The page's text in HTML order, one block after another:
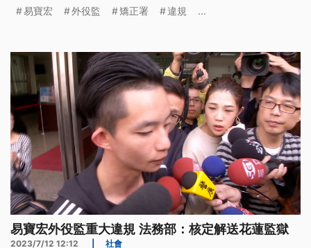
出來才知的。
易寶宏 外役監 矯正署 違規 ...
易寶宏外役監重大違規 法務部：核定解送花蓮監獄
2023/7/12 12:12 社會